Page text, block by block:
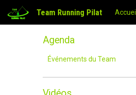
Team Running Pilat Accueil
Agenda
Événements du Team